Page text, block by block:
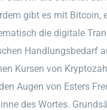
gibt es mit Bitcoin,
die digitale
Handlungsbedarf
Kursen von
Augen von Esters
des Wortes.